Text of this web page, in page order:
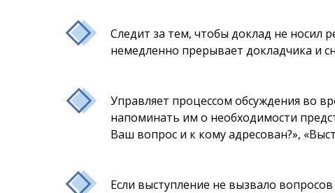
Следит за тем, чтобы доклад не носил
немедленно прерывает докладчика и
Управляет процессом обсуждения во
напоминать им о необходимости
Ваш вопрос и к кому адресован?»,
Если выступление не вызвало